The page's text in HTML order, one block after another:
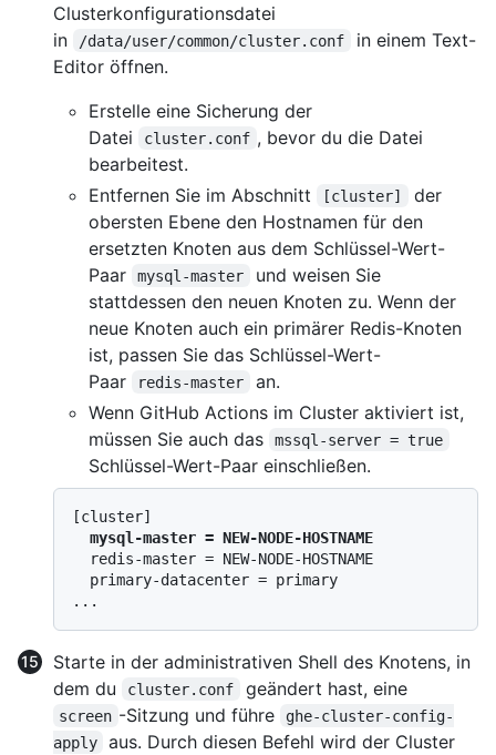
Clusterkonfigurationsdatei
in
/data/user/common/cluster.conf
in einem Text-
Editor öffnen.
Erstelle eine Sicherung der
Datei
cluster.conf , bevor du die Datei
bearbeitest.
Entfernen Sie im Abschnitt
[cluster]
der
obersten Ebene den Hostnamen für den
ersetzten Knoten aus dem Schlüssel-Wert-
Paar
mysql-master
und weisen Sie
stattdessen den neuen Knoten zu. Wenn der
neue Knoten auch ein primärer Redis-Knoten
ist, passen Sie das Schlüssel-Wert-
Paar
redis-master
an.
Wenn GitHub Actions im Cluster aktiviert ist,
müssen Sie auch das
mssql-server = true
Schlüssel-Wert-Paar einschließen.
[cluster]
mysql-master = NEW-NODE-HOSTNAME
  redis-master = NEW-NODE-HOSTNAME
  primary-datacenter = primary
Starte in der administrativen Shell des Knotens, in
dem du
cluster.conf geändert hast, eine
screen -Sitzung und führe
ghe-cluster-config-
apply
aus. Durch diesen Befehl wird der Cluster